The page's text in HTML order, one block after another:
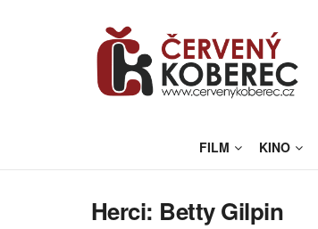
FILM KINO
Herci: Betty Gilpin